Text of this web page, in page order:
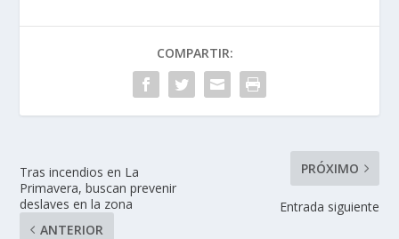
COMPARTIR:
Tras incendios en La
Primavera, buscan prevenir
deslaves en la zona
ANTERIOR
PRÓXIMO
Entrada siguiente